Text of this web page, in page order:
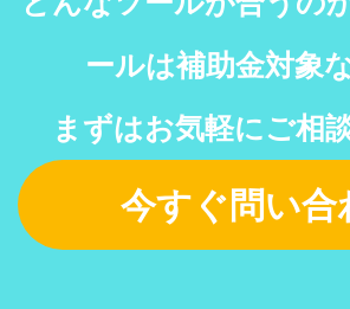
ールは補助金対象
まずはお気軽にご相
今すぐ問い合